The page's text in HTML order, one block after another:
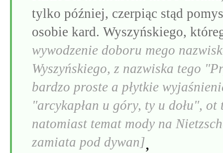
tylko później, czerpiąc stąd
osobie kard. Wyszyńskiego,
wywodzenie doboru mego
Wyszyńskiego, z nazwiska tego
bardzo proste a płytkie
"arcykapłan u góry, ty u dołu", ot
natomiast temat mody na
zamiata pod dywan],